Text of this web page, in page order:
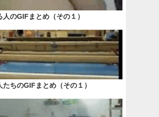
のGIFまとめ（その１）
ちのGIFまとめ（その１）